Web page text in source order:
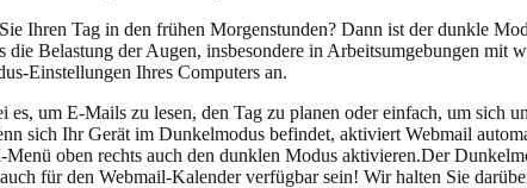
Ihren Tag in den frühen Morgenstunden? Dann ist der dunkle
Belastung der Augen, insbesondere in Arbeitsumgebungen
Einstellungen Ihres Computers an.
es, um E-Mails zu lesen, den Tag zu planen oder einfach, um
sich Ihr Gerät im Dunkelmodus befindet, aktiviert Webmail
oben rechts auch den dunklen Modus aktivieren.Der
für den Webmail-Kalender verfügbar sein! Wir halten Sie